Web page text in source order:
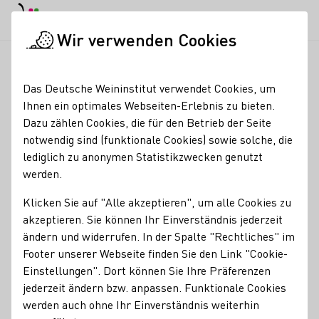
Starke Frauen in Mainz -
Stadtführung mit Sekt
aus Mainzer
Sektkellerei
Registrierung erforderlich
16.08.2615:00 - 17:00 Uhr
Ein großes Thema, das nicht nur zum Weltfrauentag und
Wir verwenden Cookies
Das Deutsche Weininstitut verwendet Cookies, um
Ihnen ein optimales Webseiten-Erlebnis zu bieten.
Dazu zählen Cookies, die für den Betrieb der Seite
notwendig sind (funktionale Cookies) sowie solche, die
lediglich zu anonymen Statistikzwecken genutzt
werden.
Klicken Sie auf "Alle akzeptieren", um alle Cookies zu
akzeptieren. Sie können Ihr Einverständnis jederzeit
ändern und widerrufen. In der Spalte "Rechtliches" im
Footer unserer Webseite finden Sie den Link "Cookie-
Einstellungen". Dort können Sie Ihre Präferenzen
jederzeit ändern bzw. anpassen. Funktionale Cookies
werden auch ohne Ihr Einverständnis weiterhin